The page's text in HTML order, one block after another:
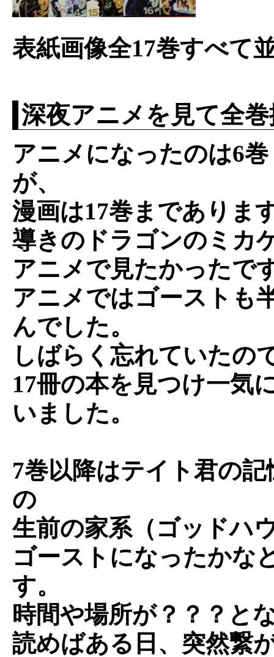
表紙画像全17巻すべて
深夜アニメを見て全
アニメになったのは6
が、
漫画は17巻までありま
導きのドラゴンのミカ
アニメで見たかったで
アニメではゴーストも
んでした。
しばらく忘れていたの
17冊の本を見つけ一気
いました。
7巻以降はテイト君の
の
生前の家系（ゴッドハ
ゴーストになったかな
す。
時間や場所が？？？と
読めばある日、突然繋